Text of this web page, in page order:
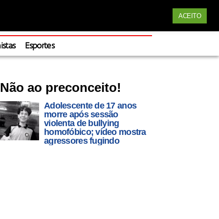
ACEITO
Esportes
Não ao preconceito!
Adolescente de 17 anos
morre após sessão
violenta de bullying
homofóbico; vídeo mostra
agressores fugindo